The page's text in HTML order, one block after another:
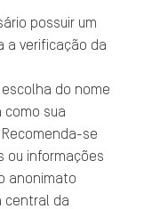
possuir um
a verificação da
escolha do nome
como sua
se
ou informações
anonimato
central da